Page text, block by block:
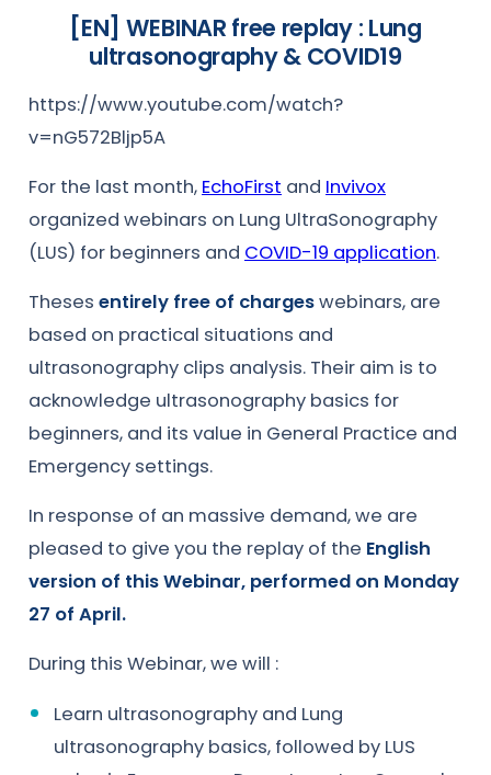
[EN] WEBINAR free replay : Lung
ultrasonography & COVID19
https://www.youtube.com/watch?
v=nG572Bljp5A
For the last month, EchoFirst and Invivox
organized webinars on Lung UltraSonography
(LUS) for beginners and COVID-19 application.
Theses entirely free of chargeswebinars, are
based on practical situations and
ultrasonography clips analysis. Their aim is to
acknowledge ultrasonography basics for
beginners, and its value in General Practice and
Emergency settings.
In response of an massive demand, we are
pleased to give you the replay of the English
version of this Webinar, performed on Monday
27 of April.
During this Webinar, we will :
Learn ultrasonography and Lung
ultrasonography basics, followed by LUS